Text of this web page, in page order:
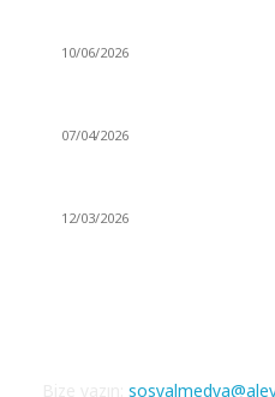
10/06/2026
07/04/2026
12/03/2026